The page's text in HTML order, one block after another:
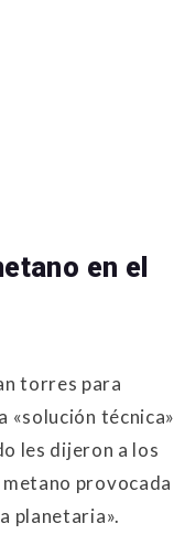
en el
torres para
«solución técnica»
les dijeron a los
provocada
planetaria».